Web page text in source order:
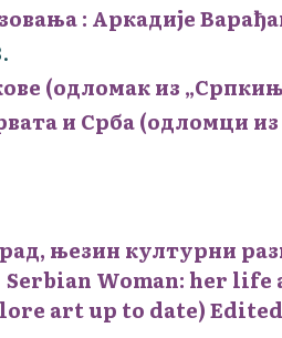
: Аркадије
(одломак из
и Срба (одломци
њезин културни
Serbian Woman: her
art up to date)